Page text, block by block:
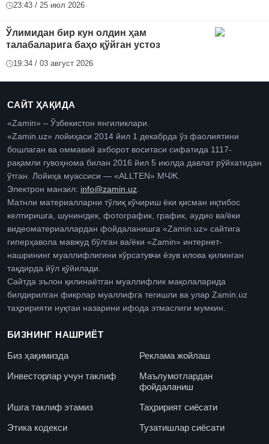
23:43 / 25 июл 2026
Ўлимидан бир кун олдин ҳам
талабаларига баҳо қўйган устоз
19:34 / 03 август 2026
САЙТ ҲАҚИДА
«Zamin» – Ўзбекистон янгиликлари.
«Zamin.uz» лойиҳаси 2014 йил 1 декабрда ўз фаолиятини
бошлаган ва оммавий ахборот воситаси сифатида 1117-
рақамли гувоҳнома билан 2016 йил 5 июлда давлат рўйхатидан
ўтган. Лойиҳа муассиси — «ALLTEN» МЧЖ.
Электрон манзил: info@zamin.uz.
Матнли материалларни тўлиқ кўчириш ёки қисман иқтибос
келтиришга, шунингдек, фотографик, график, аудио ва/ёки
видеоматериаллардан фойдаланишга «Zamin.uz» сайтига
гиперҳавола мавжуд бўлган ва/ёки «Zamin» интернет-
нашрининг муаллифлигини кўрсатувчи ёзув илова қилинган
тақдирда йўл қўйилади.
Сайтда эълон қилинаётган муаллифлик мақолаларида
билдирилган фикрлар муаллифга тегишли ва улар Zamin.uz
таҳририяти нуқтаи назарини ифода этмаслиги мумкин.
БИЗНИНГ НАШРИЁТ
Биз ҳақимизда
Реклама жойлаш
Инвесторлар учун таклиф
Маълумотлардан
фойдаланиш
Ишга таклиф этамиз
Таҳририят сиёсати
Этика кодекси
Тузатишлар сиёсати